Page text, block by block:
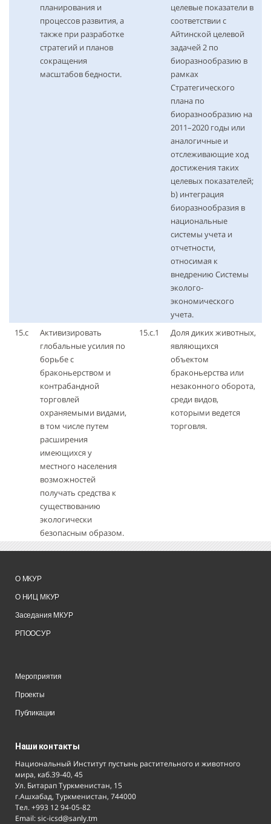
планирования и
процессов развития, а
также при разработке
стратегий и планов
сокращения
масштабов бедности.
целевые показатели в
соответствии с
Айтинской целевой
задачей 2 по
биоразнообразию в
рамках
Стратегического
плана по
биоразнообразию на
2011–2020 годы или
аналогичные и
отслеживающие ход
достижения таких
целевых показателей;
b) интеграция
биоразнообразия в
национальные
системы учета и
отчетности,
относимая к
внедрению Системы
эколого-
экономического
учета.
15.с
Активизировать
глобальные усилия по
борьбе с
браконьерством и
контрабандной
торговлей
охраняемыми видами,
в том числе путем
расширения
имеющихся у
местного населения
возможностей
получать средства к
существованию
экологически
безопасным образом.
15.с.1
Доля диких животных,
являющихся
объектом
браконьерства или
незаконного оборота,
среди видов,
которыми ведется
торговля.
О МКУР
О НИЦ МКУР
Заседания МКУР
РПООСУР
Мероприятия
Проекты
Публикации
Наши контакты
Национальный Институт пустынь растительного и животного
мира, каб.39-40, 45
Ул. Битарап Туркменистан, 15
г.Ашхабад, Туркменистан, 744000
Тел. +993 12 94-05-82
Email: sic-icsd@sanly.tm